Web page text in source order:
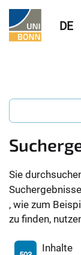
DE
Sie
, wie zum
zu finden,
Inhalte